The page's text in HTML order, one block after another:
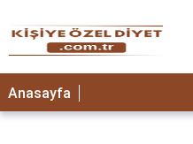
ANASAYFA
Anasayfa